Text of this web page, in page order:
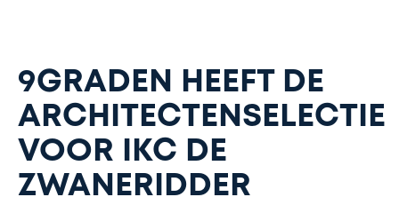
9GRADEN HEEFT DE
ARCHITECTENSELECTIE
VOOR IKC DE
ZWANERIDDER